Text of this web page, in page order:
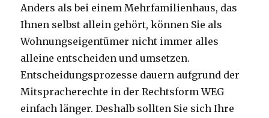
Anders als bei einem Mehrfamilienhaus, das
Ihnen selbst allein gehört, können Sie als
Wohnungseigentümer nicht immer alles
alleine entscheiden und umsetzen.
Entscheidungsprozesse dauern aufgrund der
Mitspracherechte in der Rechtsform WEG
einfach länger. Deshalb sollten Sie sich Ihre